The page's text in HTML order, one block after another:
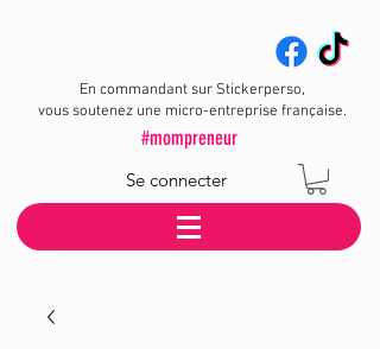
En commandant sur Stickerperso,
vous soutenez une micro-entreprise française.
#mompreneur
Se connecter